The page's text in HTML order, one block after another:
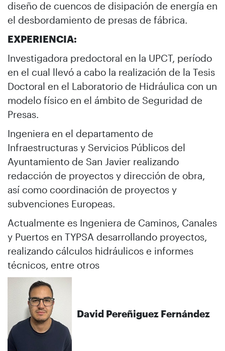
diseño de cuencos de disipación de energía en
el desbordamiento de presas de fábrica.
EXPERIENCIA:
Investigadora predoctoral en la UPCT, período
en el cual llevó a cabo la realización de la Tesis
Doctoral en el Laboratorio de Hidráulica con un
modelo físico en el ámbito de Seguridad de
Presas.
Ingeniera en el departamento de
Infraestructuras y Servicios Públicos del
Ayuntamiento de San Javier realizando
redacción de proyectos y dirección de obra,
así como coordinación de proyectos y
subvenciones Europeas.
Actualmente es Ingeniera de Caminos, Canales
y Puertos en TYPSA desarrollando proyectos,
realizando cálculos hidráulicos e informes
técnicos, entre otros
David Pereñiguez Fernández